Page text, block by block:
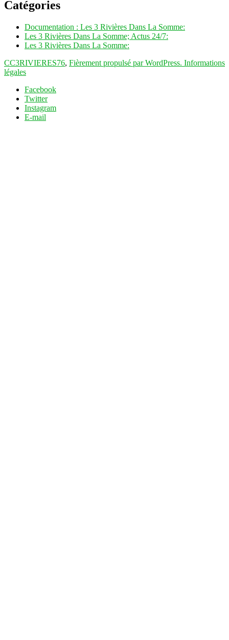
Catégories
Documentation : Les 3 Rivières Dans La Somme:
Les 3 Rivières Dans La Somme; Actus 24/7:
Les 3 Rivières Dans La Somme:
CC3RIVIERES76, Fièrement propulsé par WordPress. Informations
légales
Facebook
Twitter
Instagram
E-mail